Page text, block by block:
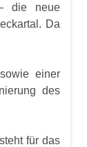
die neue
Da
einer
des
für das